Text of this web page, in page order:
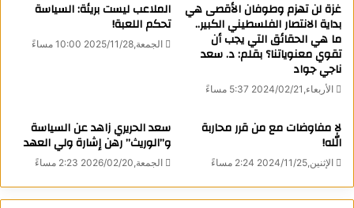
العلاقات الخاصة التي تربط روسيا بالشعب الفلسطيني. ويأتي ذلك
متزامنا مع زيارة رسمية يقوم بها رئيس السلطة الفلسطينية محمود
عباس إلى موسكو اليوم الخميس.
وأكد بوتين كذلك على أن عملية السلام في غزة يجب أن تسهم في
يجب مراعاة الاحتياجات الأساسية للفلسطينيين بما في ذلك إعادة
إعمار غزة.
والموقف الروسي بهذا الشأن واضح ومبدئي وراسخ لا يتبدل أو يتغير،
غزة لن تهزم وطوفان الأقصى هي
بداية الانتصار الفلسطيني الكبير..
ما هي الحقائق التي يجب أن
تقوي معنوياتنا؟ بقلم: د. سعد
ناجي جواد
الأربعاء,2024/02/21 5:37 مساءً
الملاعب ليست بريئة: السياسة
تحكم اللعبة!
الجمعة,2025/11/28 10:00 مساءً
لا مفاوضات مع من قرر محاربة
الله!
الإثنين,2024/11/25 2:24 مساءً
سعد الحريري زاهد عن السياسة
و”الوريث” رهن إشارة ولي العهد
الجمعة,2026/02/20 2:23 مساءً